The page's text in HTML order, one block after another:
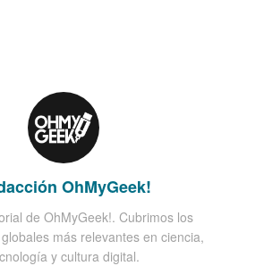
OhMyGeek!
de OhMyGeek!. Cubrimos los
más relevantes en ciencia,
y cultura digital.